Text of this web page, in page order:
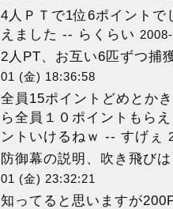
4人ＰＴで1位6ポイント
えました -- らくらい
2人PT、お互い6匹ずつ
01 (金) 18:36:58
全員15ポイントどめとか
ら全員１０ポイントもら
ントいけるねｗ -- すげぇ
防御幕の説明、吹き飛び
01 (金) 23:32:21
知ってると思いますが